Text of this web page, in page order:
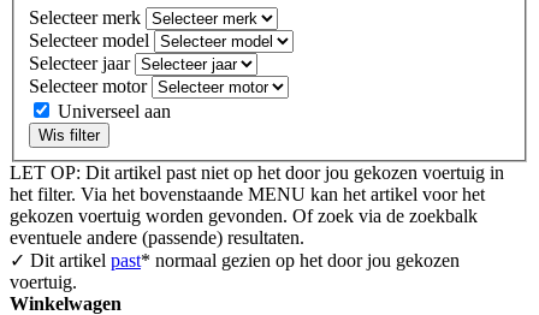
Selecteer merk
Selecteer model
Selecteer jaar
Selecteer motor
Universeel aan
Wis filter
LET OP: Dit artikel past niet op het door jou gekozen voertuig in
het filter. Via het bovenstaande MENU kan het artikel voor het
gekozen voertuig worden gevonden. Of zoek via de zoekbalk
eventuele andere (passende) resultaten.
✓ Dit artikel past* normaal gezien op het door jou gekozen
voertuig.
Winkelwagen